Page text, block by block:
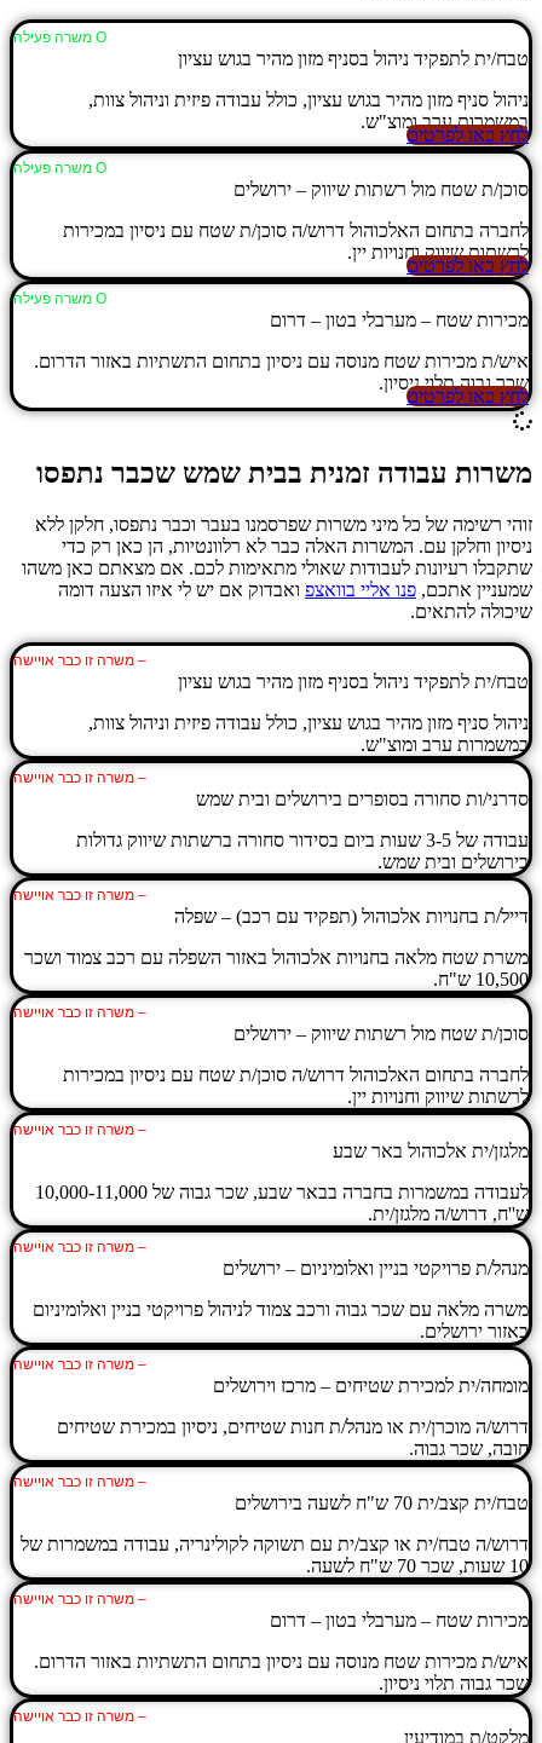
Ο משרה פעילה
טבח/ית לתפקיד ניהול בסניף מזון מהיר בגוש עציון
ניהול סניף מזון מהיר בגוש עציון, כולל עבודה פיזית וניהול צוות,
במשמרות ערב ומוצ"ש.
לחץ כאן לפרטים
Ο משרה פעילה
סוכן/ת שטח מול רשתות שיווק – ירושלים
לחברה בתחום האלכוהול דרוש/ה סוכן/ת שטח עם ניסיון במכירות
לרשתות שיווק וחנויות יין.
לחץ כאן לפרטים
Ο משרה פעילה
מכירות שטח – מערבלי בטון – דרום
איש/ת מכירות שטח מנוסה עם ניסיון בתחום התשתיות באזור הדרום.
שכר גבוה תלוי ניסיון.
לחץ כאן לפרטים
משרות עבודה זמנית בבית שמש שכבר נתפסו
זוהי רשימה של כל מיני משרות שפרסמנו בעבר וכבר נתפסו, חלקן ללא
ניסיון וחלקן עם. המשרות האלה כבר לא רלוונטיות, הן כאן רק כדי
שתקבלו רעיונות לעבודות שאולי מתאימות לכם. אם מצאתם כאן משהו
שמעניין אתכם, פנו אליי בוואצפ ואבדוק אם יש לי איזו הצעה דומה
שיכולה להתאים.
– משרה זו כבר אויישה
טבח/ית לתפקיד ניהול בסניף מזון מהיר בגוש עציון
ניהול סניף מזון מהיר בגוש עציון, כולל עבודה פיזית וניהול צוות,
במשמרות ערב ומוצ"ש.
– משרה זו כבר אויישה
סדרני/ות סחורה בסופרים בירושלים ובית שמש
עבודה של 3-5 שעות ביום בסידור סחורה ברשתות שיווק גדולות
בירושלים ובית שמש.
– משרה זו כבר אויישה
דייל/ת בחנויות אלכוהול (תפקיד עם רכב) – שפלה
משרת שטח מלאה בחנויות אלכוהול באזור השפלה עם רכב צמוד ושכר
10,500 ש"ח.
– משרה זו כבר אויישה
סוכן/ת שטח מול רשתות שיווק – ירושלים
לחברה בתחום האלכוהול דרוש/ה סוכן/ת שטח עם ניסיון במכירות
לרשתות שיווק וחנויות יין.
– משרה זו כבר אויישה
מלגזן/ית אלכוהול באר שבע
לעבודה במשמרות בחברה בבאר שבע, שכר גבוה של 10,000-11,000
ש''ח, דרוש/ה מלגזן/ית.
– משרה זו כבר אויישה
מנהל/ת פרויקטי בניין ואלומיניום – ירושלים
משרה מלאה עם שכר גבוה ורכב צמוד לניהול פרויקטי בניין ואלומיניום
באזור ירושלים.
– משרה זו כבר אויישה
מומחה/ית למכירת שטיחים – מרכז וירושלים
דרוש/ה מוכרן/ית או מנהל/ת חנות שטיחים, ניסיון במכירת שטיחים
חובה, שכר גבוה.
– משרה זו כבר אויישה
טבח/ית קצב/ית 70 ש"ח לשעה בירושלים
דרוש/ה טבח/ית או קצב/ית עם תשוקה לקולינריה, עבודה במשמרות של
10 שעות, שכר 70 ש"ח לשעה.
– משרה זו כבר אויישה
מכירות שטח – מערבלי בטון – דרום
איש/ת מכירות שטח מנוסה עם ניסיון בתחום התשתיות באזור הדרום.
שכר גבוה תלוי ניסיון.
– משרה זו כבר אויישה
מלקט/ת במודיעין